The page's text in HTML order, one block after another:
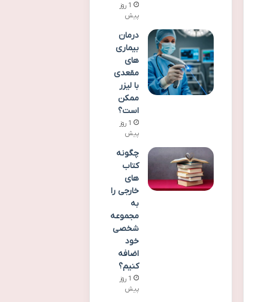
1 روز
پیش
درمان
بیماری
های
مقعدی
با لیزر
ممکن
است؟
1 روز
پیش
چگونه
کتاب
های
خارجی را
به
مجموعه
شخصی
خود
اضافه
کنیم؟
1 روز
پیش